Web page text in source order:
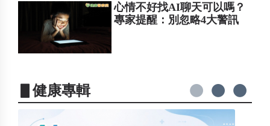
心情不好找AI聊天可以嗎？
專家提醒：別忽略4大警訊
▋健康專輯